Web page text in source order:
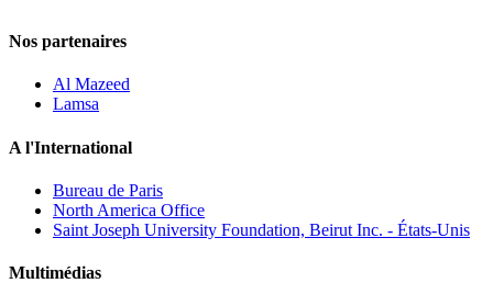
Nos partenaires
Al Mazeed
Lamsa
A l'International
Bureau de Paris
North America Office
Saint Joseph University Foundation, Beirut Inc. - États-Unis
Multimédias